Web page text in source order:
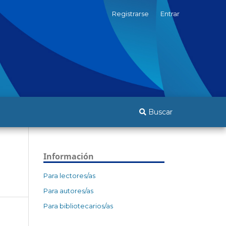
Buscar
Registrarse Entrar
Información
Para lectores/as
Para autores/as
Para bibliotecarios/as